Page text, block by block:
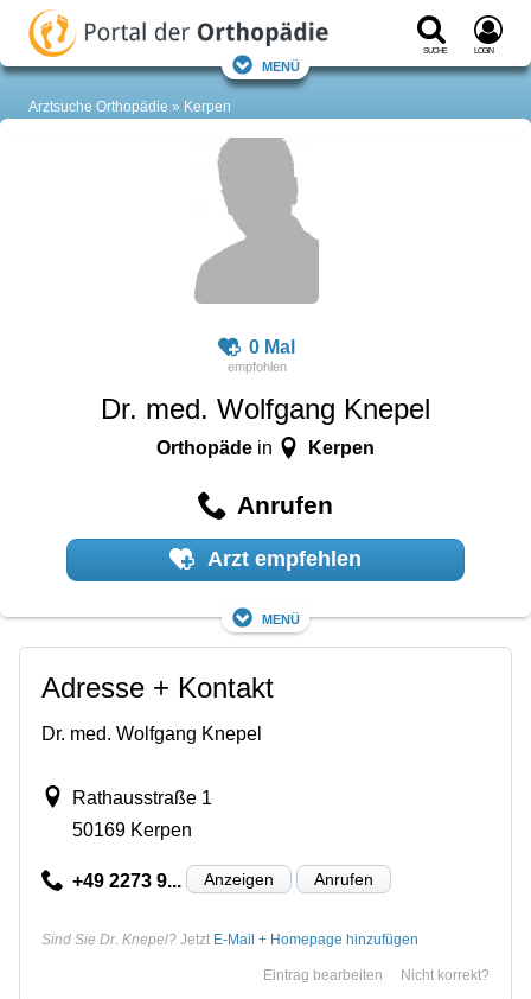
Suche Login
Menü
Arztsuche Orthopädie Kerpen
0 Mal
Dr. med. Wolfgang Knepel
Orthopäde in Kerpen
Anrufen
Arzt empfehlen
Menü
Adresse + Kontakt
Dr. med. Wolfgang Knepel
Rathausstraße 1
50169 Kerpen
+49 2273 9... Anzeigen Anrufen
Sind Sie Dr. Knepel? Jetzt E-Mail + Homepage hinzufügen
Nicht korrekt?
Eintrag bearbeiten